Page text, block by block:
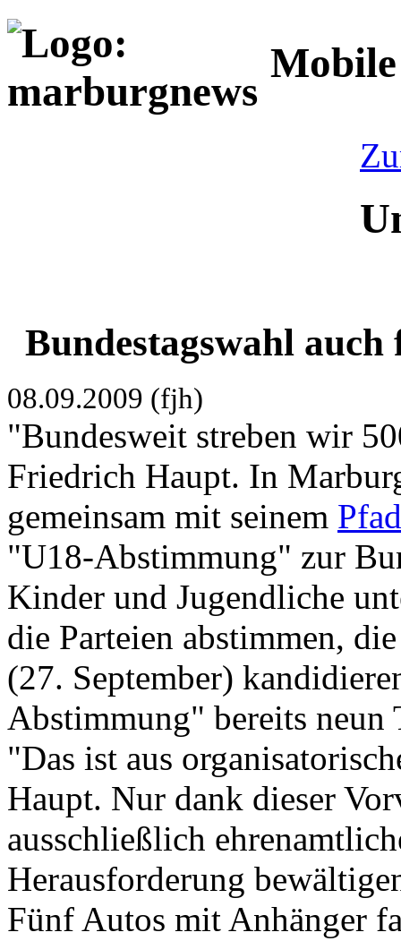
Bundestagswahl
08.09.2009 (fjh)
"Bundesweit streben wir
Friedrich Haupt. In
gemeinsam mit seinem
"U18-Abstimmung" zur
Kinder und Jugendliche
die Parteien abstimmen,
(27. September)
Abstimmung" bereits neun
"Das ist aus
Haupt. Nur dank dieser
ausschließlich
Herausforderung
Fünf Autos mit Anhänger